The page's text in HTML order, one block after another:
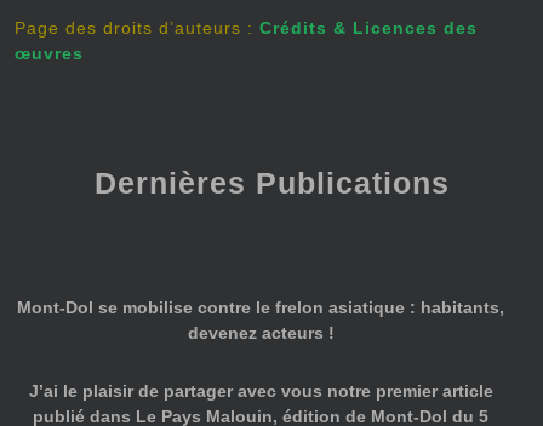
Page des droits d’auteurs : Crédits & Licences des
œuvres
Dernières Publications
Mont-Dol se mobilise contre le frelon asiatique : habitants,
devenez acteurs !
J’ai le plaisir de partager avec vous notre premier article
publié dans Le Pays Malouin, édition de Mont-Dol du 5